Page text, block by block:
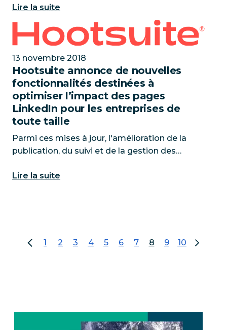
17 millions d'utilisateurs dans le monde entier
et qui a su gagner la c
Lire la suite
Hootsuite annonce de nouvelles fonctionnalités
13 novembre 2018
Hootsuite annonce de nouvelles
fonctionnalités destinées à
optimiser l’impact des pages
LinkedIn pour les entreprises de
toute taille
Parmi ces mises à jour, l'amélioration de la
publication, du suivi et de la gestion des
de notifications développée par LinkedIn
Lire la suite
1accéder à la page 1
2accéder à la page 2
3accéder à la page 3
4
accéder à la page 4
5accéder à la page 5
6accéder à la page 6
7accéder à la page 7
8page 8
9accéder à la
10accéder à